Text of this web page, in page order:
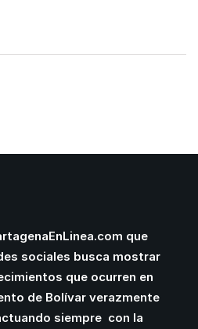
que
sociales busca mostrar
que ocurren en
de Bolívar verazmente
siempre con la